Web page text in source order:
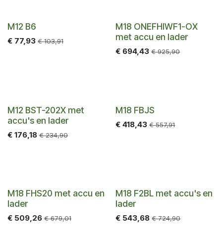
-25%
M12 B6
€ 77,93 €103,91
-25%
M18 ONEFHIWF1-OX
met accu en lader
€ 694,43 €925,90
-25%
M12 BST-202X met
accu's en lader
€ 176,18 €234,90
-25%
M18 FBJS
€418,43 €557,91
-25%
M18 FHS20 met accu en
lader
€ 509,26 €679,01
-25%
M18 F2BL met accu's en
lader
€ 543,68 €724,90